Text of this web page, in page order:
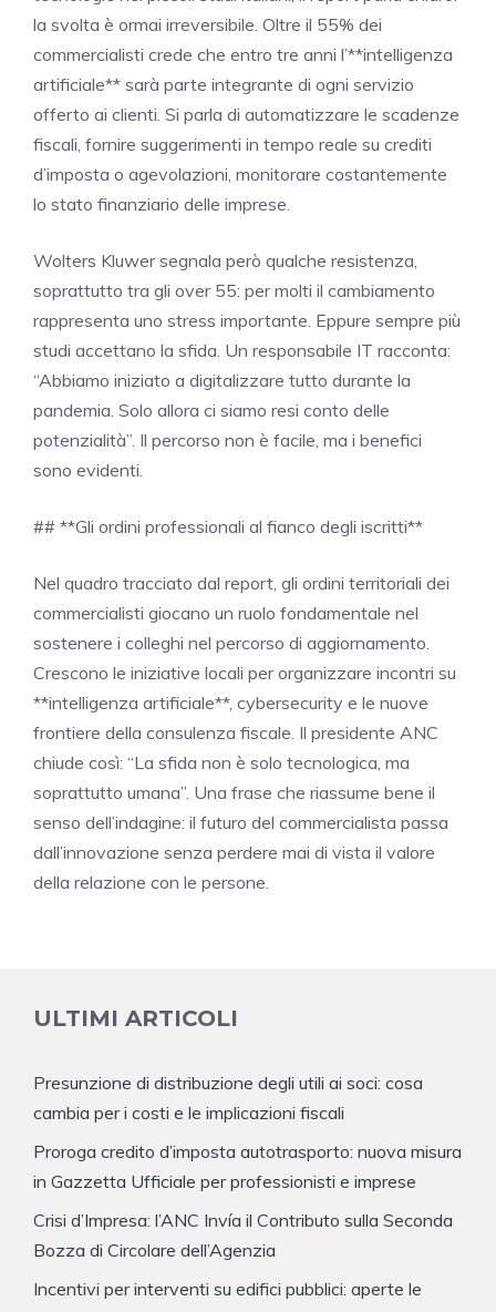
la svolta è ormai irreversibile. Oltre il 55% dei
commercialisti crede che entro tre anni l’**intelligenza
artificiale** sarà parte integrante di ogni servizio
offerto ai clienti. Si parla di automatizzare le scadenze
fiscali, fornire suggerimenti in tempo reale su crediti
d’imposta o agevolazioni, monitorare costantemente
lo stato finanziario delle imprese.
Wolters Kluwer segnala però qualche resistenza,
soprattutto tra gli over 55: per molti il cambiamento
rappresenta uno stress importante. Eppure sempre più
studi accettano la sfida. Un responsabile IT racconta:
“Abbiamo iniziato a digitalizzare tutto durante la
pandemia. Solo allora ci siamo resi conto delle
potenzialità”. Il percorso non è facile, ma i benefici
sono evidenti.
## **Gli ordini professionali al fianco degli iscritti**
Nel quadro tracciato dal report, gli ordini territoriali dei
commercialisti giocano un ruolo fondamentale nel
sostenere i colleghi nel percorso di aggiornamento.
Crescono le iniziative locali per organizzare incontri su
**intelligenza artificiale**, cybersecurity e le nuove
frontiere della consulenza fiscale. Il presidente ANC
chiude così: “La sfida non è solo tecnologica, ma
soprattutto umana”. Una frase che riassume bene il
senso dell’indagine: il futuro del commercialista passa
dall’innovazione senza perdere mai di vista il valore
della relazione con le persone.
ULTIMI ARTICOLI
Presunzione di distribuzione degli utili ai soci: cosa
cambia per i costi e le implicazioni fiscali
Proroga credito d’imposta autotrasporto: nuova misura
in Gazzetta Ufficiale per professionisti e imprese
Crisi d’Impresa: l’ANC Invía il Contributo sulla Seconda
Bozza di Circolare dell’Agenzia
Incentivi per interventi su edifici pubblici: aperte le